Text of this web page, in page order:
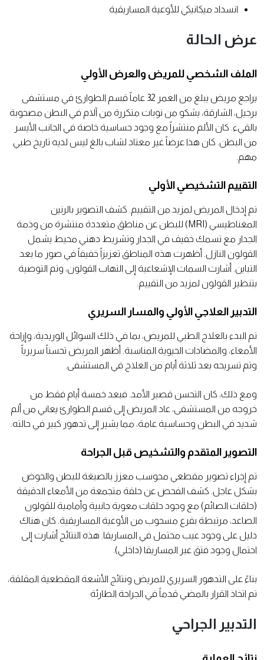
انسداد ميكانيكي للأوعية المساريقية
عرض الحالة
الملف الشخصي للمريض والعرض الأولي
يراجع مريض يبلغ من العمر 32 عاماً قسم الطوارئ في مستشفى
برجيل، الشارقة، يشكو من نوبات متكررة من آلام في البطن مصحوبة
بالقيء. كان الألم منتشراً مع وجود حساسية خاصة في الجانب الأيسر
من البطن. كان هذا عرضاً غير معتاد لشاب بالغ ليس لديه تاريخ طبي
مهم.
التقييم التشخيصي الأولي
تم إدخال المريض لمزيد من التقييم. كشف التصوير بالرنين
المغناطيسي (MRI) للبطن عن مناطق متعددة منتشرة من وذمة
الجدار مع تسمك خفيف في الجدار وتشريط دهني محيط يشمل
القولون النازل. أظهرت هذه المناطق تعزيزاً خفيفاً في صور ما بعد
التباين. أشارت السمات الإشعاعية إلى التهاب القولون، وتم التوصية
بتنظير القولون لمزيد من التقييم.
التدبير العلاجي الأولي والمسار السريري
تم البدء بالعلاج الطبي للمريض، بما في ذلك السوائل الوريدية، وإراحة
الأمعاء، والمضادات الحيوية المناسبة. أظهر المريض تحسناً سريرياً
وتم تسريحه بعد ثلاثة أيام من العلاج في المستشفى.
ومع ذلك، كان التحسن قصير الأمد. فبعد خمسة أيام فقط من
خروجه من المستشفى، عاد المريض إلى قسم الطوارئ يعاني من ألم
شديد في البطن وحساسية عامة، مما يشير إلى تدهور كبير في حالته.
التصوير المتقدم والتشخيص قبل الجراحة
تم إجراء تصوير مقطعي محوسب معزز بالصبغة للبطن والحوض
بشكل عاجل. كشف الفحص عن حلقة متجمعة من الأمعاء الدقيقة
(حلقات الصائم) مع وجود حلقات معوية جانبية وأمامية للقولون
الصاعد، مرتبطة بفرع مسحوب من الأوعية المساريقية. كان هناك
دليل على وجود عيب محتمل في المساريقا. هذه النتائج أشارت إلى
احتمال وجود فتق عبر المساريقا (داخلي).
بناءً على التدهور السريري للمريض ونتائج الأشعة المقطعية المقلقة،
تم اتخاذ القرار بالمضي قدماً في الجراحة الطارئة
التدبير الجراحي